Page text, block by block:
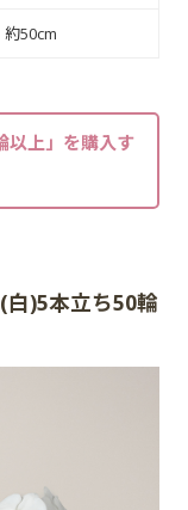
50cm
以上」を購入す
白)5本立ち50輪